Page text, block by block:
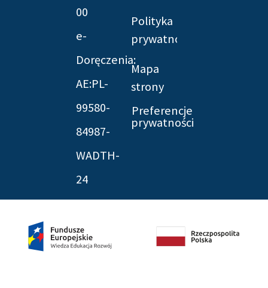
00
e-
Doręczenia:
AE:PL-
99580-
84987-
WADTH-
24
Polityka
prywatności
Mapa
strony
Preferencje
prywatności